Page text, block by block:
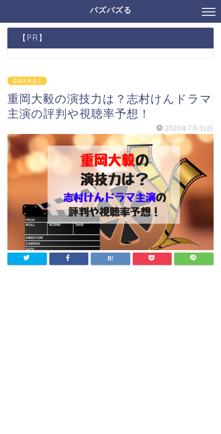
バズバズる
【PR】
芸能人有名人
重岡大毅の演技力は？志村けんドラマ
主演の評判や視聴率予想！
2020年7月31日